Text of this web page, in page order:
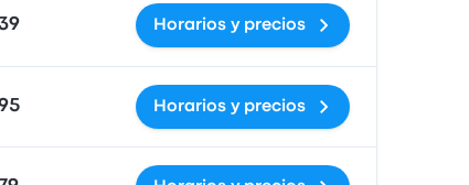
Horarios y precios
Horarios y precios